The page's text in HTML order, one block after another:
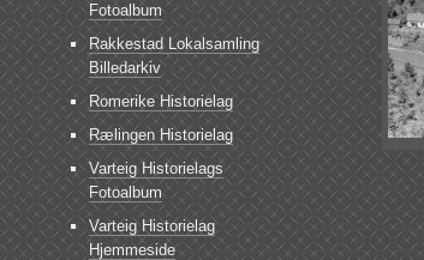
Fotoalbum
Rakkestad Lokalsamling
Billedarkiv
Romerike Historielag
Rælingen Historielag
Varteig Historielags
Fotoalbum
Varteig Historielag
Hjemmeside